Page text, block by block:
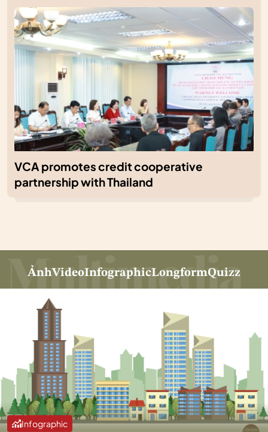
VCA promotes credit cooperative
partnership with Thailand
ẢnhVideoInfographicLongformQuizz
Infographic